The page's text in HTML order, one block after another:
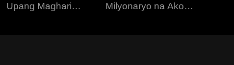
Upang Maghari
Milyonaryo na Ako